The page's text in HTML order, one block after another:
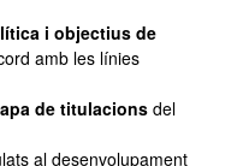
i objectius de
amb les línies
de titulacions del
al desenvolupament